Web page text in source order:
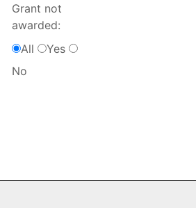
Grant not
awarded:
All
Yes
No